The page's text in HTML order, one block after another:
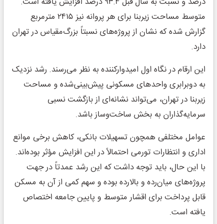
متوسط مساحت زیربنا برای هر پروانه نیز ۲۴۱۵ مترمربع
گزارش شده که نشان از پروژه‌های نسبتاً بزرگ‌مقیاس در تهران
دارد.
این ارقام در نگاه اول امیدوارکننده به نظر می‌رسند. رشد نزدیک
به دوبرابری واحدهای مسکونی پیش‌بینی‌شده و مساحت
زیربنا در تهران، می‌تواند نشانه‌ای از بازگشت نسبی
سرمایه‌گذاران به بخش ساخت‌وساز باشد.
عوامل مختلفی همچون تسهیلات بانکی، کاهش برخی موانع
اداری و انتظارات تورمی احتمالاً در این افزایش مؤثر بوده‌اند.
با این حال، باید توجه داشت که این رشد عمدتاً در جهت
پروژه‌های میان‌رده و بالا‌رده بوده و سهم کمی از آن به مسکن
قابل پرداخت برای اقشار متوسط و پایین جامعه اختصاص
یافته است.